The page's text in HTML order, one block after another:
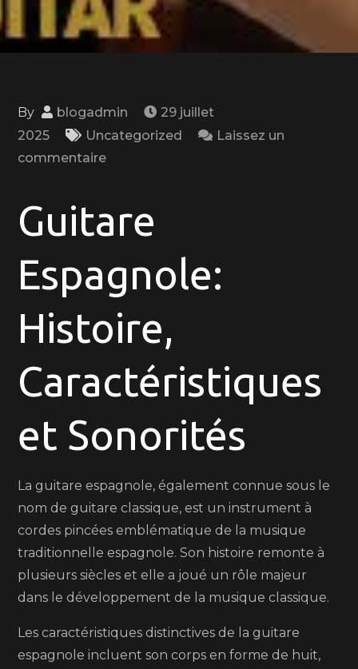
By blogadmin
29 juillet
2025
Uncategorized
Laissez un
commentaireon
de
Guitare
Espagnole:
Sonorités
Envoûtantes
Histoire
Guitare
Espagnole:
Histoire,
Caractéristiques
et Sonorités
La guitare espagnole, également connue sous le
nom de guitare classique, est un instrument à
cordes pincées emblématique de la musique
traditionnelle espagnole. Son histoire remonte à
plusieurs siècles et elle a joué un rôle majeur
dans le développement de la musique classique.
Les caractéristiques distinctives de la guitare
espagnole incluent son corps en forme de huit,